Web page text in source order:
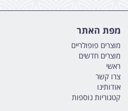
מפת האתר
מוצרים פופולריים
מוצרים חדשים
ראשי
צרו קשר
אודותינו
קטגוריות נוספות